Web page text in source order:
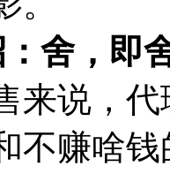
舍，即
说，代
不赚啥